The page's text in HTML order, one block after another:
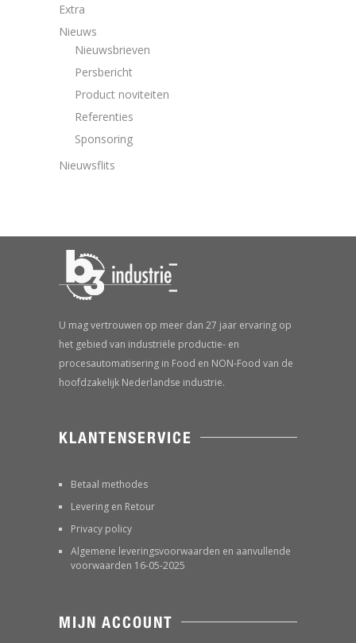
Extra
Nieuws
Nieuwsbrieven
Persbericht
Product noviteiten
Referenties
Sponsoring
Nieuwsflits
U mag vertrouwen op meer dan 27 jaar ervaring op
het gebied van industriële productie- en
procesautomatisering in Food en NON-Food van de
hoofdzakelijk Nederlandse industrie.
KLANTENSERVICE
Betaal methodes
Levering en Retour
Privacy policy
Algemene leveringsvoorwaarden en aanvullende
voorwaarden 16-05-2025
MIJN ACCOUNT